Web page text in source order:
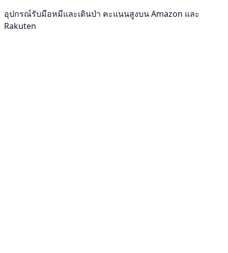
อุปกรณ์รับมือหมีและเดินป่า คะแนนสูงบน Amazon และ
Rakuten